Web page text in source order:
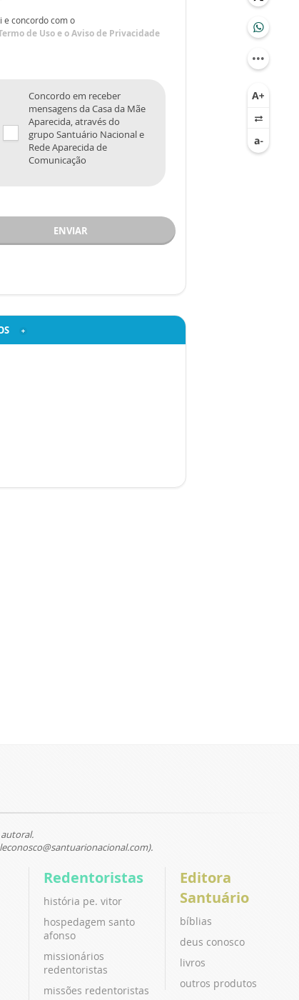
e concordo com o
de Usoe oAviso de Privacidade
Concordo em receber
mensagens da Casa da Mãe
Aparecida, através do
grupo Santuário Nacional e
Rede Aparecida de
Comunicação
ENVIAR
Redentoristas
história pe. vitor
hospedagem santo
afonso
missionários
redentoristas
missões redentoristas
Editora
Santuário
bíblias
deus conosco
livros
outros produtos